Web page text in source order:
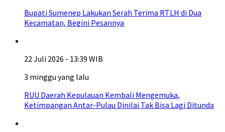
Bupati Sumenep Lakukan Serah Terima RTLH di Dua
Kecamatan, Begini Pesannya
22 Juli 2026 - 13:39 WIB
3 minggu yang lalu
RUU Daerah Kepulauan Kembali Mengemuka,
Ketimpangan Antar-Pulau Dinilai Tak Bisa Lagi Ditunda